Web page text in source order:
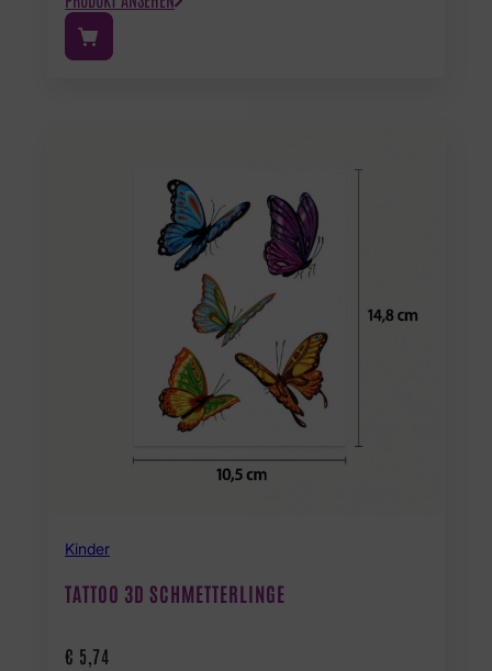
Kinder
TATTOO 3D SCHMETTERLINGE
€ 5,74